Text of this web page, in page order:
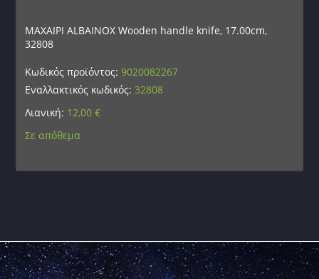
ΜΑΧΑΙΡΙ ALBAINOX Wooden handle knife, 17.00cm,
32808
Κωδικός προϊόντος:9020082267
Εναλλακτικός κωδικός: 32808
Λιανική: 12,00€
Σε απόθεμα